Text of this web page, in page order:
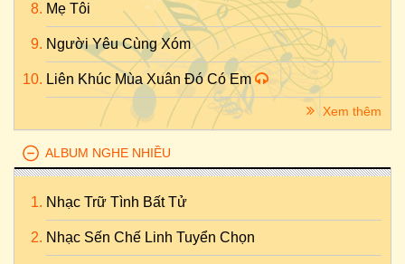
Mẹ Tôi
Người Yêu Cùng Xóm
Liên Khúc Mùa Xuân Đó Có Em
Xem thêm
ALBUM NGHE NHIỀU
Nhạc Trữ Tình Bất Tử
Nhạc Sến Chế Linh Tuyển Chọn